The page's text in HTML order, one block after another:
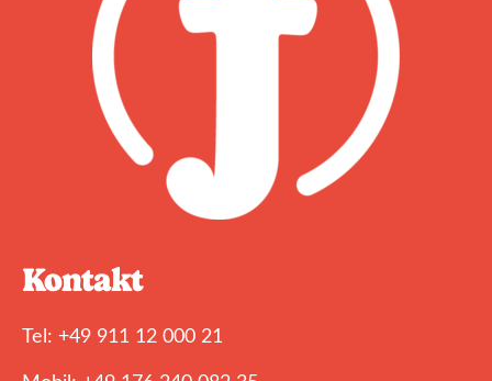
Kontakt
Tel: +49 911 12 000 21